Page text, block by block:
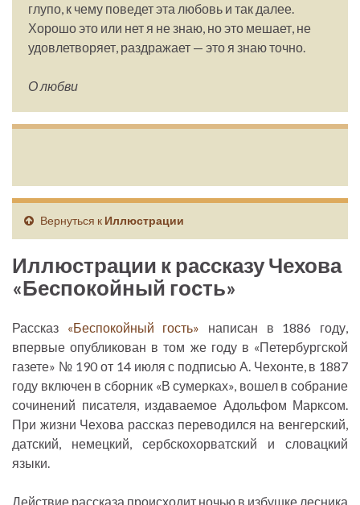
глупо, к чему поведет эта любовь и так далее.
Хорошо это или нет я не знаю, но это мешает, не
удовлетворяет, раздражает — это я знаю точно.
О любви
Вернуться к Иллюстрации
Иллюстрации к рассказу Чехова
«Беспокойный гость»
Рассказ «Беспокойный гость» написан в 1886 году,
впервые опубликован в том же году в «Петербургской
газете» № 190 от 14 июля с подписью А. Чехонте, в 1887
году включен в сборник «В сумерках», вошел в собрание
сочинений писателя, издаваемое Адольфом Марксом.
При жизни Чехова рассказ переводился на венгерский,
датский, немецкий, сербскохорватский и словацкий
языки.
Действие рассказа происходит ночью в избушке лесника